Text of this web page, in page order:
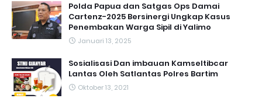
Polda Papua dan Satgas Ops Damai
Cartenz-2025 Bersinergi Ungkap Kasus
Penembakan Warga Sipil di Yalimo
Januari 13, 2025
Sosialisasi Dan imbauan Kamseltibcar
Lantas Oleh Satlantas Polres Bartim
Oktober 13, 2021